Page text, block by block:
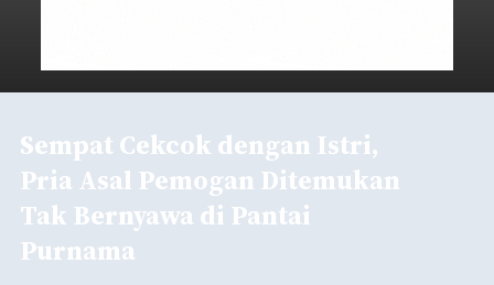
Sempat Cekcok dengan Istri,
Pria Asal Pemogan Ditemukan
Tak Bernyawa di Pantai
Purnama